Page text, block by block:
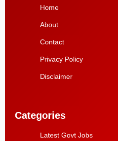
Home
About
Contact
Privacy Policy
Disclaimer
Categories
Latest Govt Jobs